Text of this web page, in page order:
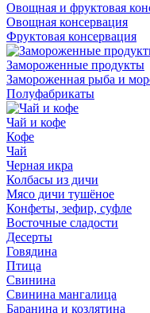
Овощная и фруктовая
Овощная консервация
Фруктовая консервация
Замороженные продукты
Замороженная рыба и
Полуфабрикаты
Чай и кофе
Кофе
Чай
Черная икра
Колбасы из дичи
Мясо дичи тушёное
Конфеты, зефир, суфле
Восточные сладости
Десерты
Говядина
Птица
Свинина
Свинина мангалица
Баранина и козлятина